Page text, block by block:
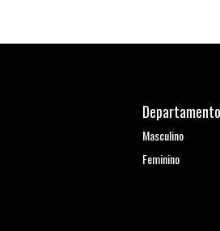
Departamento
Masculino
Feminino